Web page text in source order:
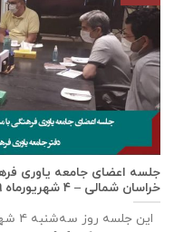
جلسه اعضای جامعه ياوری
خراسان شمالی – ٤ شهریورماه ۱۳۹۹